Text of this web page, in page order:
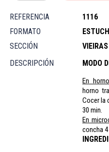
REFERENCIA
1116
FORMATO
SECCIÓN
VIEIRAS
DESCRIPCIÓN
MODO
En
horno
Cocer la
30 min.
En
concha